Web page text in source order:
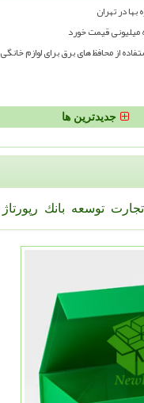
از محافظ های برق برای لوازم خانگی
جدیدترین ها
تجارت توسعه بانك رپورتاژ